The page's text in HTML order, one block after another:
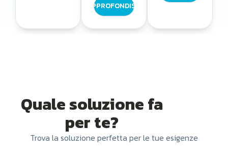
APPROFONDISCI
Quale soluzione fa
per te?
Trova la soluzione perfetta per le tue esigenze